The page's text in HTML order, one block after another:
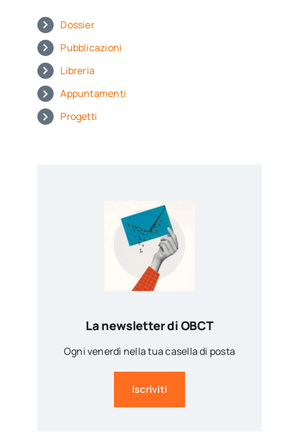
Dossier
Pubblicazioni
Libreria
Appuntamenti
Progetti
La newsletter di OBCT
Ogni venerdì nella tua casella di posta
Iscriviti